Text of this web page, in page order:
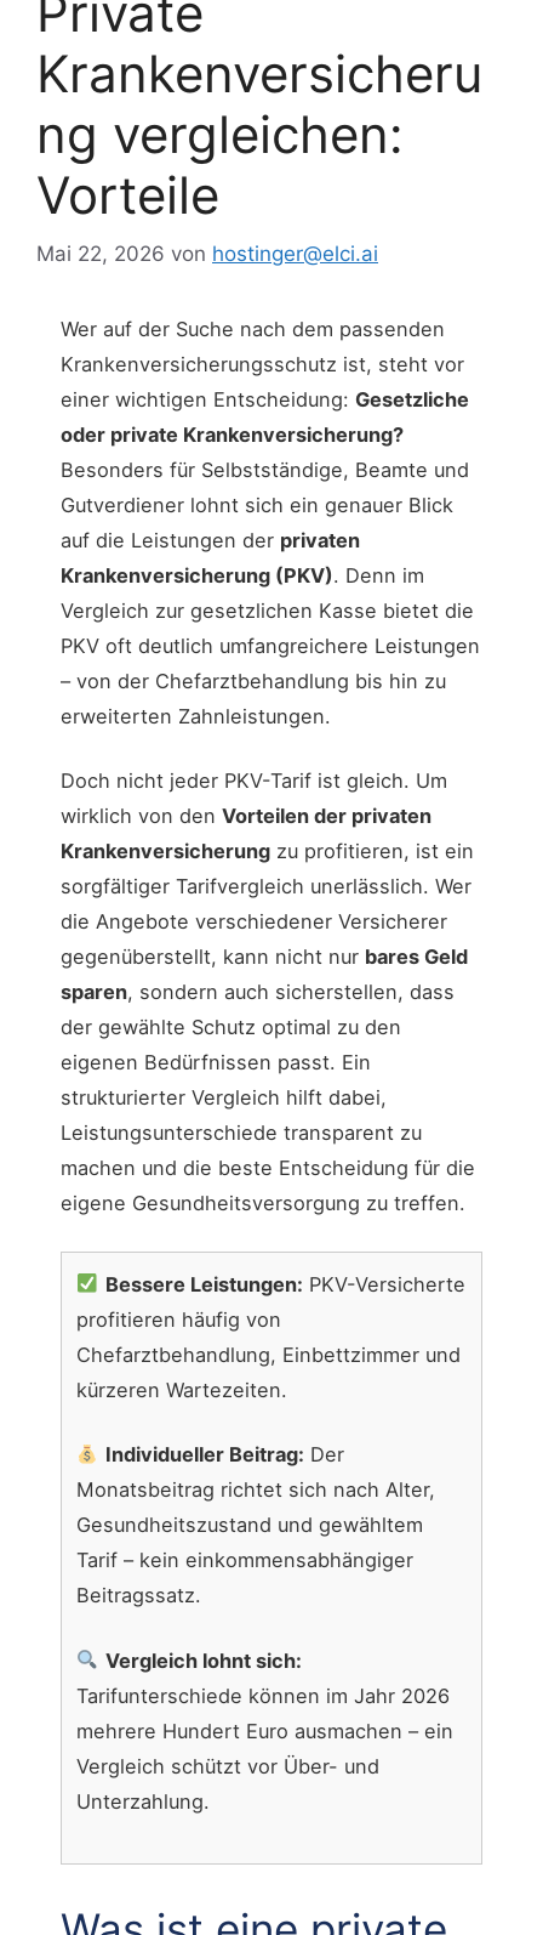
Krankenversicheru
ng vergleichen:
Vorteile
Mai 22, 2026 von hostinger@elci.ai
Wer auf der Suche nach dem passenden
Krankenversicherungsschutz ist, steht vor
einer wichtigen Entscheidung: Gesetzliche
oder private Krankenversicherung?
Besonders für Selbstständige, Beamte und
Gutverdiener lohnt sich ein genauer Blick
auf die Leistungen der privaten
Krankenversicherung (PKV). Denn im
Vergleich zur gesetzlichen Kasse bietet die
PKV oft deutlich umfangreichere Leistungen
– von der Chefarztbehandlung bis hin zu
erweiterten Zahnleistungen.
Doch nicht jeder PKV-Tarif ist gleich. Um
wirklich von den Vorteilen der privaten
Krankenversicherung zu profitieren, ist ein
sorgfältiger Tarifvergleich unerlässlich. Wer
die Angebote verschiedener Versicherer
gegenüberstellt, kann nicht nur bares Geld
sparen, sondern auch sicherstellen, dass
der gewählte Schutz optimal zu den
eigenen Bedürfnissen passt. Ein
strukturierter Vergleich hilft dabei,
Leistungsunterschiede transparent zu
machen und die beste Entscheidung für die
eigene Gesundheitsversorgung zu treffen.
Bessere Leistungen: PKV-Versicherte
profitieren häufig von
Chefarztbehandlung, Einbettzimmer und
kürzeren Wartezeiten.
Individueller Beitrag: Der
Monatsbeitrag richtet sich nach Alter,
Gesundheitszustand und gewähltem
Tarif – kein einkommensabhängiger
Beitragssatz.
Vergleich lohnt sich:
Tarifunterschiede können im Jahr 2026
mehrere Hundert Euro ausmachen – ein
Vergleich schützt vor Über- und
Unterzahlung.